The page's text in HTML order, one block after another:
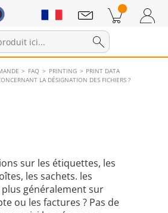
dans le panier
FAQ PRINTING
PRINT DATA
LA DÉSIGNATION DES FICHIERS ?
sur les étiquettes, les
les sachets. les
généralement sur
ou les factures ? Pas de